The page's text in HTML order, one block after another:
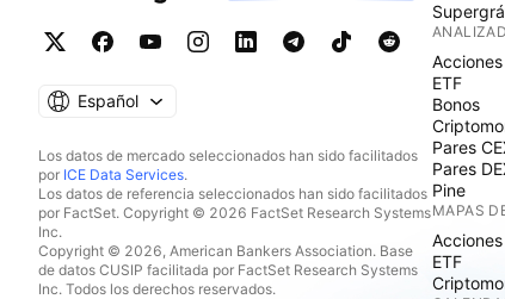
Español
Los datos de mercado seleccionados han sido facilitados
por ICE Data Services.
Los datos de referencia seleccionados han sido facilitados
por FactSet. Copyright © 2026 FactSet Research Systems
Inc.
Copyright © 2026, American Bankers Association. Base
de datos CUSIP facilitada por FactSet Research Systems
Inc. Todos los derechos reservados.
Acciones
ETF
Bonos
Pares
Pares
Pine
MAPAS
Acciones
ETF